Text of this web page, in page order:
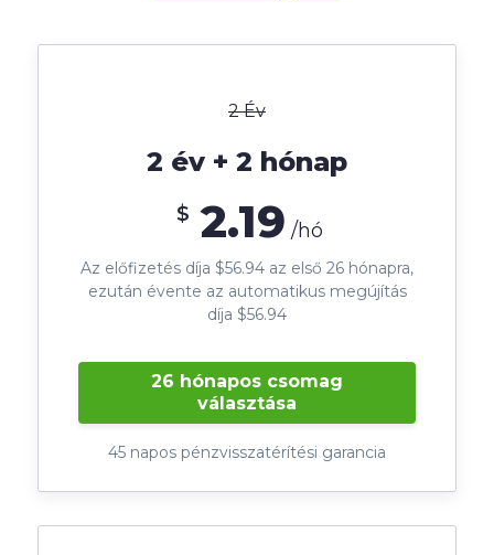
2 Év
2 év + 2 hónap
$ 2.19 /hó
Az előfizetés díja $56.94 az első 26 hónapra,
ezután évente az automatikus megújítás
díja $56.94
26 hónapos csomag
választása
45 napos pénzvisszatérítési garancia